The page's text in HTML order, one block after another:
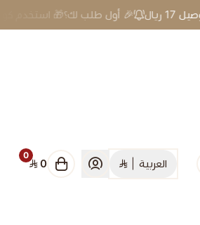
🎉 أول طلب لك؟🎁 استخدم كود A5 وخذ خصم فوري🚚 التوصيل 17 ريال
العربية
0
0